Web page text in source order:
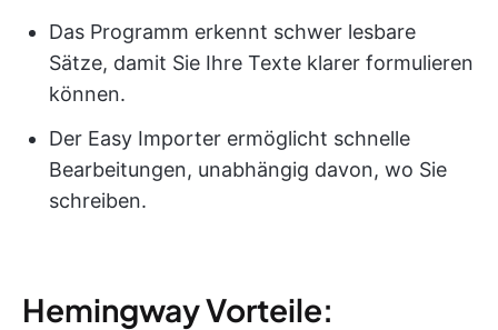
Das Programm erkennt schwer lesbare
Sätze, damit Sie Ihre Texte klarer formulieren
können.
Der Easy Importer ermöglicht schnelle
Bearbeitungen, unabhängig davon, wo Sie
schreiben.
Hemingway Vorteile: